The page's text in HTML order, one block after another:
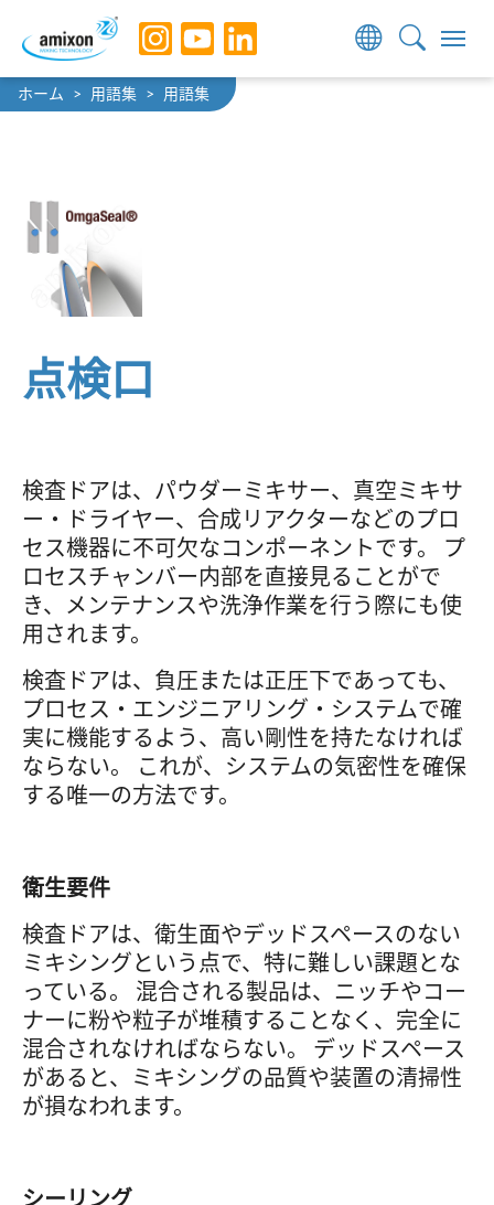
Skip to main navigation
Skip to main content
Skip to page footer
You are here:
ホーム 用語集 用語集
点検口
検査ドアは、パウダーミキサー、真空ミキサ
ー・ドライヤー、合成リアクターなどのプロ
セス機器に不可欠なコンポーネントです。 プ
ロセスチャンバー内部を直接見ることがで
き、メンテナンスや洗浄作業を行う際にも使
用されます。
検査ドアは、負圧または正圧下であっても、
プロセス・エンジニアリング・システムで確
実に機能するよう、高い剛性を持たなければ
ならない。 これが、システムの気密性を確保
する唯一の方法です。
衛生要件
検査ドアは、衛生面やデッドスペースのない
ミキシングという点で、特に難しい課題とな
っている。 混合される製品は、ニッチやコー
ナーに粉や粒子が堆積することなく、完全に
混合されなければならない。 デッドスペース
があると、ミキシングの品質や装置の清掃性
が損なわれます。
シーリング